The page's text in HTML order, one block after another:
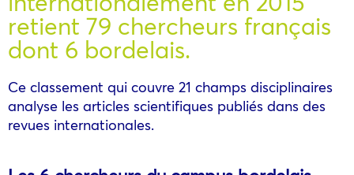
retient 79 chercheurs français
dont 6 bordelais.
Ce classement qui couvre 21 champs disciplinaires
analyse les articles scientifiques publiés dans des
revues internationales.